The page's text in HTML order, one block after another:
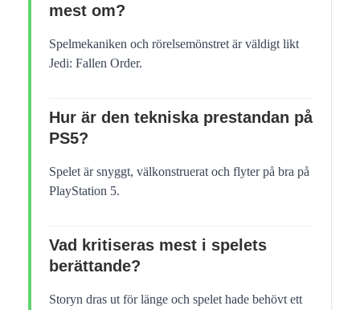
mest om?
Spelmekaniken och rörelsemönstret är väldigt likt
Jedi: Fallen Order.
Hur är den tekniska prestandan på
PS5?
Spelet är snyggt, välkonstruerat och flyter på bra på
PlayStation 5.
Vad kritiseras mest i spelets
berättande?
Storyn dras ut för länge och spelet hade behövt ett